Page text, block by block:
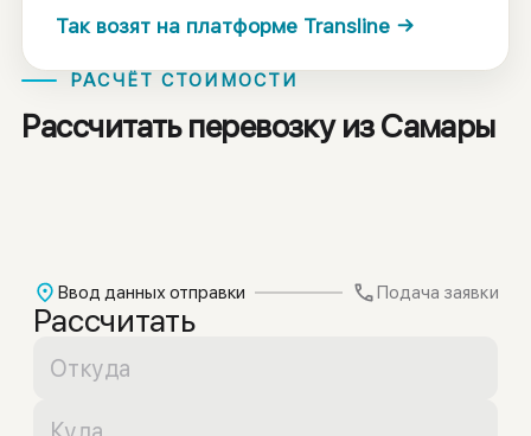
Так возят на платформе Transline →
РАСЧЁТ СТОИМОСТИ
Рассчитать перевозку из Самары
Рассчитать
Ввод данных отправки Подача заявки